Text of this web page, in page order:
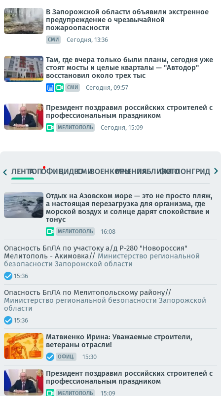
В Запорожской области объявили экстренное
предупреждение о чрезвычайной
пожароопасности
СМИ Сегодня, 13:36
Там, где вчера только были планы, сегодня уже
стоят мосты и целые кварталы — "Автодор"
восстановил около трех тыс
СМИ Сегодня, 09:57
Президент поздравил российских строителей с
профессиональным праздником
МЕЛИТОПОЛЬ Сегодня, 15:09
ЛЕНТАТОПОФИЦ.ВИДЕОСМИВОЕНКОРЫМНЕНИЯПАБЛИКИ
ФОТОЛОНГРИДЫ
Отдых на Азовском море — это не просто пляж,
а настоящая перезагрузка для организма, где
морской воздух и солнце дарят спокойствие и
тонус
МЕЛИТОПОЛЬ 16:08
Опасность БпЛА по участоку а/д Р-280 "Новороссия"
Мелитополь - Акимовка// Министерство региональной
безопасности Запорожской области
15:36
Опасность БпЛА по Мелитопольскому району//
Министерство региональной безопасности Запорожской
области
15:36
Матвиенко Ирина: Уважаемые строители,
ветераны отрасли!
ОФИЦ. 15:30
Президент поздравил российских строителей с
профессиональным праздником
МЕЛИТОПОЛЬ 15:09